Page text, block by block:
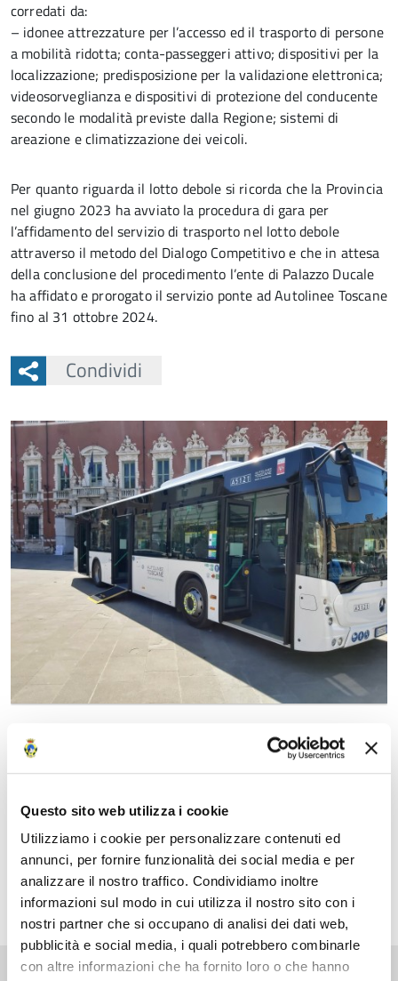
Questo sito web utilizza i cookie
Utilizziamo i cookie per personalizzare contenuti ed
annunci, per fornire funzionalità dei social media e per
analizzare il nostro traffico. Condividiamo inoltre
informazioni sul modo in cui utilizza il nostro sito con i
nostri partner che si occupano di analisi dei dati web,
pubblicità e social media, i quali potrebbero combinarle
con altre informazioni che ha fornito loro o che hanno
corredati da:
– idonee attrezzature per l’accesso ed il trasporto di persone
a mobilità ridotta; conta-passeggeri attivo; dispositivi per la
localizzazione; predisposizione per la validazione elettronica;
videosorveglianza e dispositivi di protezione del conducente
secondo le modalità previste dalla Regione; sistemi di
areazione e climatizzazione dei veicoli.
Per quanto riguarda il lotto debole si ricorda che la Provincia
nel giugno 2023 ha avviato la procedura di gara per
l’affidamento del servizio di trasporto nel lotto debole
attraverso il metodo del Dialogo Competitivo e che in attesa
della conclusione del procedimento l’ente di Palazzo Ducale
ha affidato e prorogato il servizio ponte ad Autolinee Toscane
fino al 31 ottobre 2024.
Condividi
Data
Fonte
Ufficio stampa Provincia di Massa-Carrara
Pubblicato: 09 Luglio 2024